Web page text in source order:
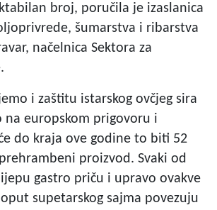
broj, poručila je izaslanica
šumarstva i ribarstva
načelnica Sektora za
i zaštitu istarskog ovčjeg sira
na europskom prigovoru i
do kraja ove godine to biti 52
proizvod. Svaki od
gastro priču i upravo ovakve
supetarskog sajma povezuju